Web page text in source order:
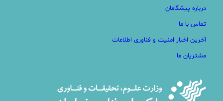
درباره پیشگامان
تماس با ما
آخرین اخبار امنیت و فناوری اطلاعات
مشتریان ما